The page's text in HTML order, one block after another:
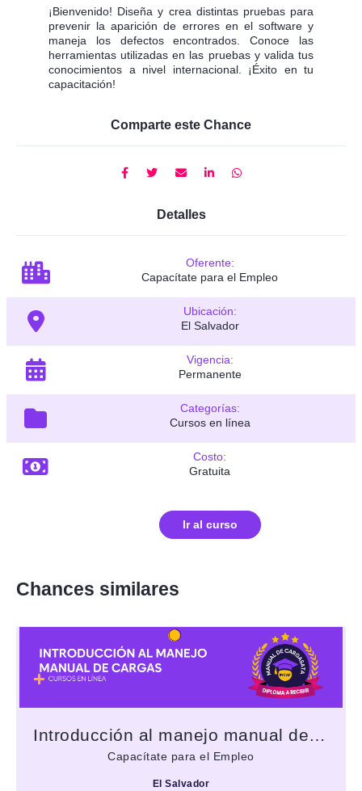
¡Bienvenido! Diseña y crea distintas pruebas para
prevenir la aparición de errores en el software y
maneja los defectos encontrados. Conoce las
herramientas utilizadas en las pruebas y valida tus
conocimientos a nivel internacional. ¡Éxito en tu
capacitación!
Comparte este Chance
Detalles
Oferente:
Capacítate para el Empleo
Ubicación:
El Salvador
Vigencia:
Permanente
Categorías:
Cursos en línea
Costo:
Gratuita
Ir al curso
Chances similares
Introducción al manejo manual de cargas
Capacítate para el Empleo
El Salvador